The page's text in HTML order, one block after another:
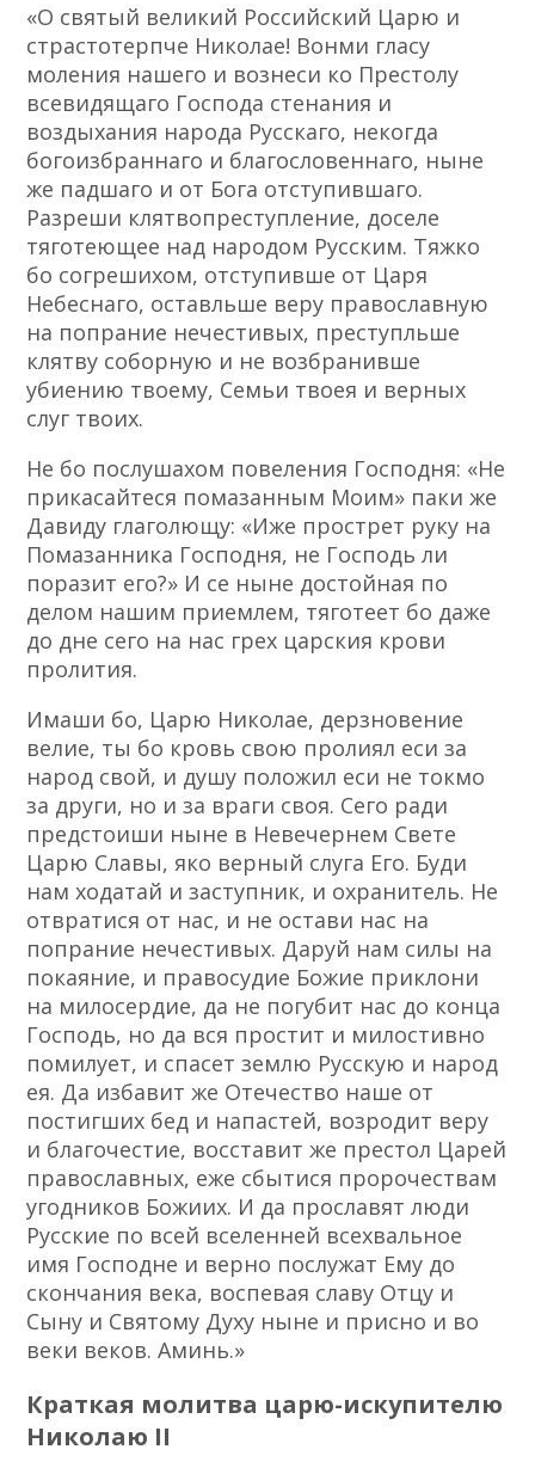
«О святый великий Российский Царю и
страстотерпче Николае! Вонми гласу
моления нашего и вознеси ко Престолу
всевидящаго Господа стенания и
воздыхания народа Русскаго, некогда
богоизбраннаго и благословеннаго, ныне
же падшаго и от Бога отступившаго.
Разреши клятвопреступление, доселе
тяготеющее над народом Русским. Тяжко
бо согрешихом, отступивше от Царя
Небеснаго, оставльше веру православную
на попрание нечестивых, преступльше
клятву соборную и не возбранивше
убиению твоему, Семьи твоея и верных
слуг твоих.
Не бо послушахом повеления Господня: «Не
прикасайтеся помазанным Моим» паки же
Давиду глаголющу: «Иже прострет руку на
Помазанника Господня, не Господь ли
поразит его?» И се ныне достойная по
делом нашим приемлем, тяготеет бо даже
до дне сего на нас грех царския крови
пролития.
Имаши бо, Царю Николае, дерзновение
велие, ты бо кровь свою пролиял еси за
народ свой, и душу положил еси не токмо
за други, но и за враги своя. Сего ради
предстоиши ныне в Невечернем Свете
Царю Славы, яко верный слуга Его. Буди
нам ходатай и заступник, и охранитель. Не
отвратися от нас, и не остави нас на
попрание нечестивых. Даруй нам силы на
покаяние, и правосудие Божие приклони
на милосердие, да не погубит нас до конца
Господь, но да вся простит и милостивно
помилует, и спасет землю Русскую и народ
ея. Да избавит же Отечество наше от
постигших бед и напастей, возродит веру
и благочестие, восставит же престол Царей
православных, еже сбытися пророчествам
угодников Божиих. И да прославят люди
Русские по всей вселенней всехвальное
имя Господне и верно послужат Ему до
скончания века, воспевая славу Отцу и
Сыну и Святому Духу ныне и присно и во
веки веков. Аминь.»
Краткая молитва царю-искупителю
Николаю II